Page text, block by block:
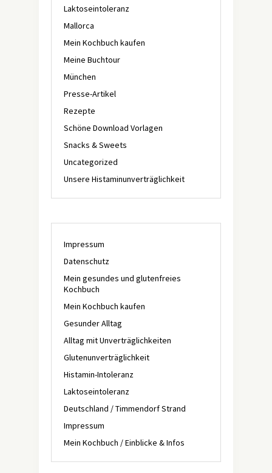
Laktoseintoleranz
Mallorca
Mein Kochbuch kaufen
Meine Buchtour
München
Presse-Artikel
Rezepte
Schöne Download Vorlagen
Snacks & Sweets
Uncategorized
Unsere Histaminunverträglichkeit
Impressum
Datenschutz
Mein gesundes und glutenfreies
Kochbuch
Mein Kochbuch kaufen
Gesunder Alltag
Alltag mit Unverträglichkeiten
Glutenunverträglichkeit
Histamin-Intoleranz
Laktoseintoleranz
Deutschland / Timmendorf Strand
Impressum
Mein Kochbuch / Einblicke & Infos